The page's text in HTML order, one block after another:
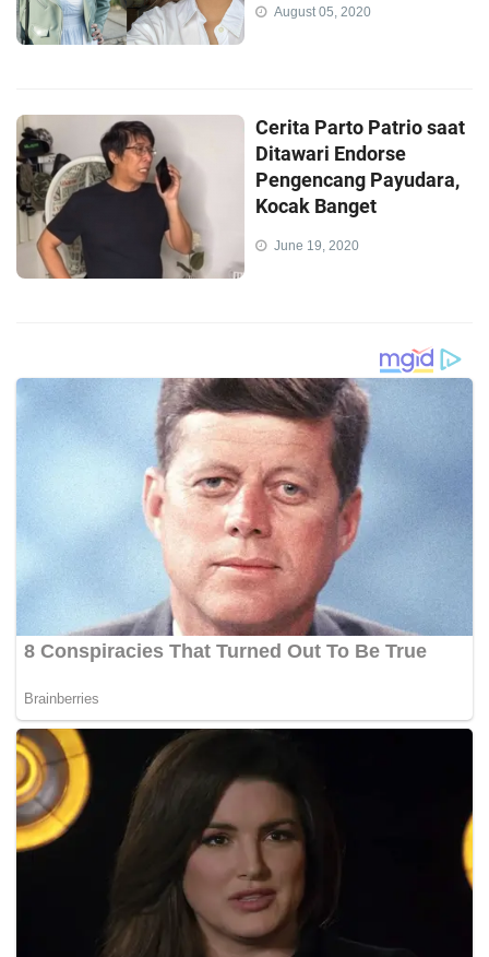
August 05, 2020
Cerita Parto Patrio saat
Ditawari Endorse
Pengencang Payudara,
Kocak Banget
June 19, 2020